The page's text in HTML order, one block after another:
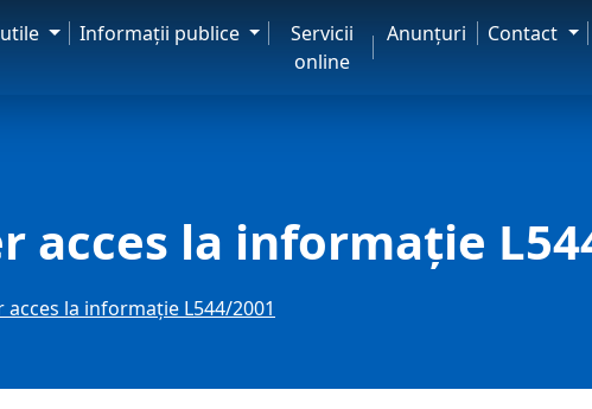
Informaţii publice
Servicii
online
Anunţuri Contact
acces la informaţie
la informaţie L544/2001